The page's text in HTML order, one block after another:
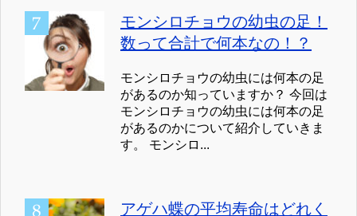
モンシロチョウの幼虫の足！
数って合計で何本なの！？
モンシロチョウの幼虫には何本の足
があるのか知っていますか？ 今回は
モンシロチョウの幼虫には何本の足
があるのかについて紹介していきま
す。 モンシロ...
アゲハ蝶の平均寿命はどれく